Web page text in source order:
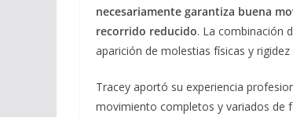
necesariamente garantiza buena
recorrido reducido. La combinación
aparición de molestias físicas y rigidez
Tracey aportó su experiencia
movimiento completos y variados de